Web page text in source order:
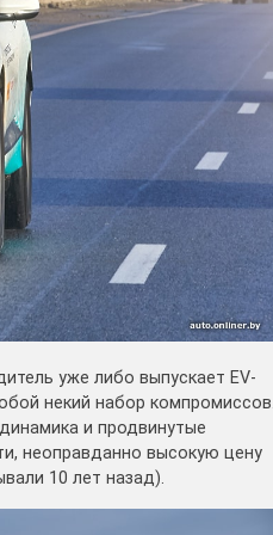
уже либо выпускает EV-
некий набор
и продвинутые
неоправданно высокую цену
10 лет назад).